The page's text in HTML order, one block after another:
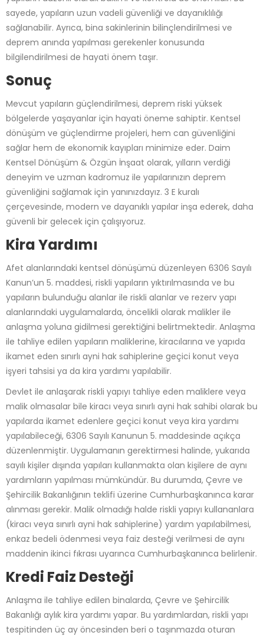
sayede, yapıların uzun vadeli güvenliği ve dayanıklılığı
sağlanabilir. Ayrıca, bina sakinlerinin bilinçlendirilmesi ve
deprem anında yapılması gerekenler konusunda
bilgilendirilmesi de hayati önem taşır.
Sonuç
Mevcut yapıların güçlendirilmesi, deprem riski yüksek
bölgelerde yaşayanlar için hayati öneme sahiptir. Kentsel
dönüşüm ve güçlendirme projeleri, hem can güvenliğini
sağlar hem de ekonomik kayıpları minimize eder. Daim
Kentsel Dönüşüm & Özgün İnşaat olarak, yılların verdiği
deneyim ve uzman kadromuz ile yapılarınızın deprem
güvenliğini sağlamak için yanınızdayız. 3 E kuralı
çerçevesinde, modern ve dayanıklı yapılar inşa ederek, daha
güvenli bir gelecek için çalışıyoruz.
Kira Yardımı
Afet alanlarındaki kentsel dönüşümü düzenleyen 6306 Sayılı
Kanun’un 5. maddesi, riskli yapıların yıktırılmasında ve bu
yapıların bulunduğu alanlar ile riskli alanlar ve rezerv yapı
alanlarındaki uygulamalarda, öncelikli olarak malikler ile
anlaşma yoluna gidilmesi gerektiğini belirtmektedir. Anlaşma
ile tahliye edilen yapıların maliklerine, kiracılarına ve yapıda
ikamet eden sınırlı ayni hak sahiplerine geçici konut veya
işyeri tahsisi ya da kira yardımı yapılabilir.
Devlet ile anlaşarak riskli yapıyı tahliye eden maliklere veya
malik olmasalar bile kiracı veya sınırlı ayni hak sahibi olarak bu
yapılarda ikamet edenlere geçici konut veya kira yardımı
yapılabileceği, 6306 Sayılı Kanunun 5. maddesinde açıkça
düzenlenmiştir. Uygulamanın gerektirmesi halinde, yukarıda
sayılı kişiler dışında yapıları kullanmakta olan kişilere de aynı
yardımların yapılması mümkündür. Bu durumda, Çevre ve
Şehircilik Bakanlığının teklifi üzerine Cumhurbaşkanınca karar
alınması gerekir. Malik olmadığı halde riskli yapıyı kullananlara
(kiracı veya sınırlı ayni hak sahiplerine) yardım yapılabilmesi,
enkaz bedeli ödenmesi veya faiz desteği verilmesi de aynı
maddenin ikinci fıkrası uyarınca Cumhurbaşkanınca belirlenir.
Kredi Faiz Desteği
Anlaşma ile tahliye edilen binalarda, Çevre ve Şehircilik
Bakanlığı aylık kira yardımı yapar. Bu yardımlardan, riskli yapı
tespitinden üç ay öncesinden beri o taşınmazda oturan